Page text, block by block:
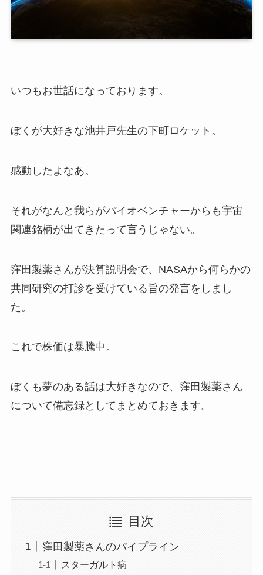
いつもお世話になっております。
ぼくが大好きな池井戸先生の下町ロケット。
感動したよなあ。
それがなんと我らがバイオベンチャーからも宇宙
関連銘柄が出てきたって言うじゃない。
窪田製薬さんが決算説明会で、NASAから何らかの
共同研究の打診を受けている旨の発言をしまし
た。
これで株価は暴騰中。
ぼくも夢のある話は大好きなので、窪田製薬さん
について備忘録としてまとめておきます。
目次
窪田製薬さんのパイプライン
スターガルト病